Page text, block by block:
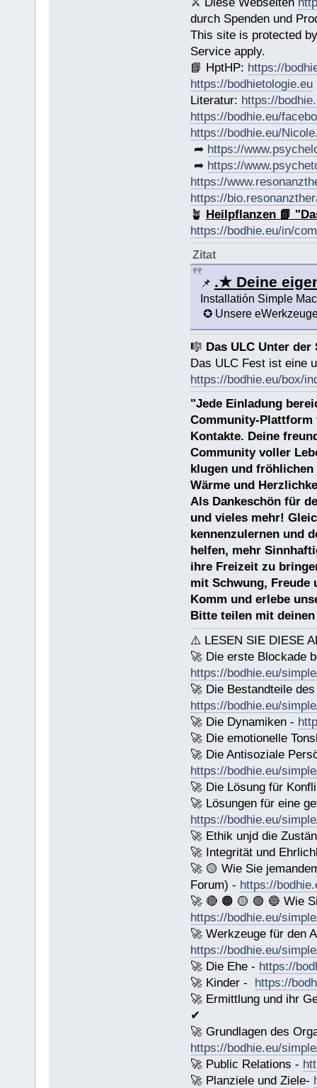
durch Spenden und
This site is protected
Service apply.
📘 HptHP: https://
https://bodhietologie.eu
Literatur: https://
https://bodhie.eu/
https://bodhie.eu/
➦ https://
➦ https://
https://
https://
🪴 Heilpflanzen 📗
https://bodhie.eu/in/
Zitat
📌 .★ Deine
Installatión Simple
✪ Unsere
🎼 Das ULC Unter
Das ULC Fest ist eine
https://bodhie.eu/box/
"Jede Einladung
Community-Plattform
Kontakte. Deine
Community voller
klugen und
Wärme und
Als Dankeschön für
und vieles mehr!
kennenzulernen und
helfen, mehr
ihre Freizeit zu
mit Schwung, Freude
Komm und erlebe
Bitte teilen mit
⚠️ LESEN SIE DIESE
🚀 Die erste Blockade
https://bodhie.eu/
🚀 Die Bestandteile
https://bodhie.eu/
🚀 Die Dynamiken -
🚀 Die emotionelle
🚀 Die Antisoziale
https://bodhie.eu/
🚀 Die Lösung für
🚀 Lösungen für eine
https://bodhie.eu/
🚀 Ethik unjd die
🚀 Integrität und
🚀 🟡 Wie Sie
Forum) - https://
🚀 🔴 🟠 🟡 🟢 🔵 Wie
https://bodhie.eu/
🚀 Werkzeuge für den
https://bodhie.eu/
🚀 Die Ehe - https://
🚀 Kinder - https://
🚀 Ermittlung und ihr
✔
🚀 Grundlagen des
https://bodhie.eu/
🚀 Public Relations -
🚀 Planziele und Ziele-